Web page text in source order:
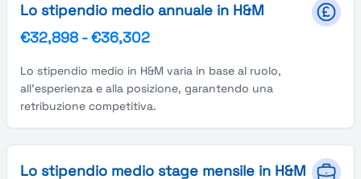
Lo stipendio medio annuale in H&M
€32,898 -€36,302
Lo stipendio medio in H&M varia in base al ruolo,
all'esperienza e alla posizione, garantendo una
retribuzione competitiva.
Lo stipendio medio stage mensile in H&M